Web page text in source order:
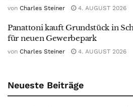
von Charles Steiner 4. AUGUST 2026
Panattoni kauft Grundstück in
für neuen Gewerbepark
von Charles Steiner 4. AUGUST 2026
Neueste Beiträge